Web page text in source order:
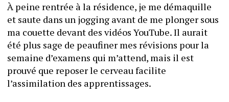
À peine rentrée à la résidence, je me démaquille
et saute dans un jogging avant de me plonger sous
ma couette devant des vidéos YouTube. Il aurait
été plus sage de peaufiner mes révisions pour la
semaine d’examens qui m’attend, mais il est
prouvé que reposer le cerveau facilite
l’assimilation des apprentissages.